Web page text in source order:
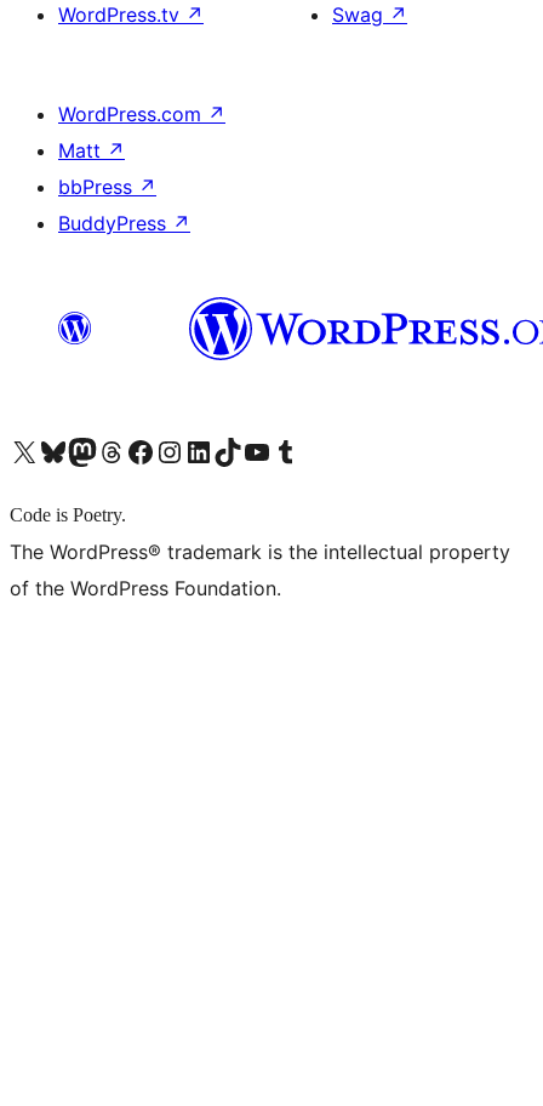
WordPress.tv ↗
Swag ↗
WordPress.com ↗
Matt ↗
bbPress ↗
BuddyPress ↗
X (旧 Twitter) アカウントへBluesky アカウントへMastodon アカウントへThreads アカウントへ Facebook ページへInstagram アカウントへ LinkedIn アカウントへTikTok アカウントへYouTube チャンネルへ Tumblr アカウントへ
Code is Poetry.
The WordPress® trademark is the intellectual property
of the WordPress Foundation.